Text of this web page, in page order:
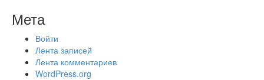
Мета
Войти
Лента записей
Лента комментариев
WordPress.org